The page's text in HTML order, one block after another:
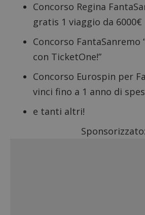
Concorso Regina
gratis 1 viaggio da 6000€
Concorso FantaSanremo
con TicketOne!”
Concorso Eurospin per
vinci fino a 1 anno di
e tanti altri!
Sponsorizzato: